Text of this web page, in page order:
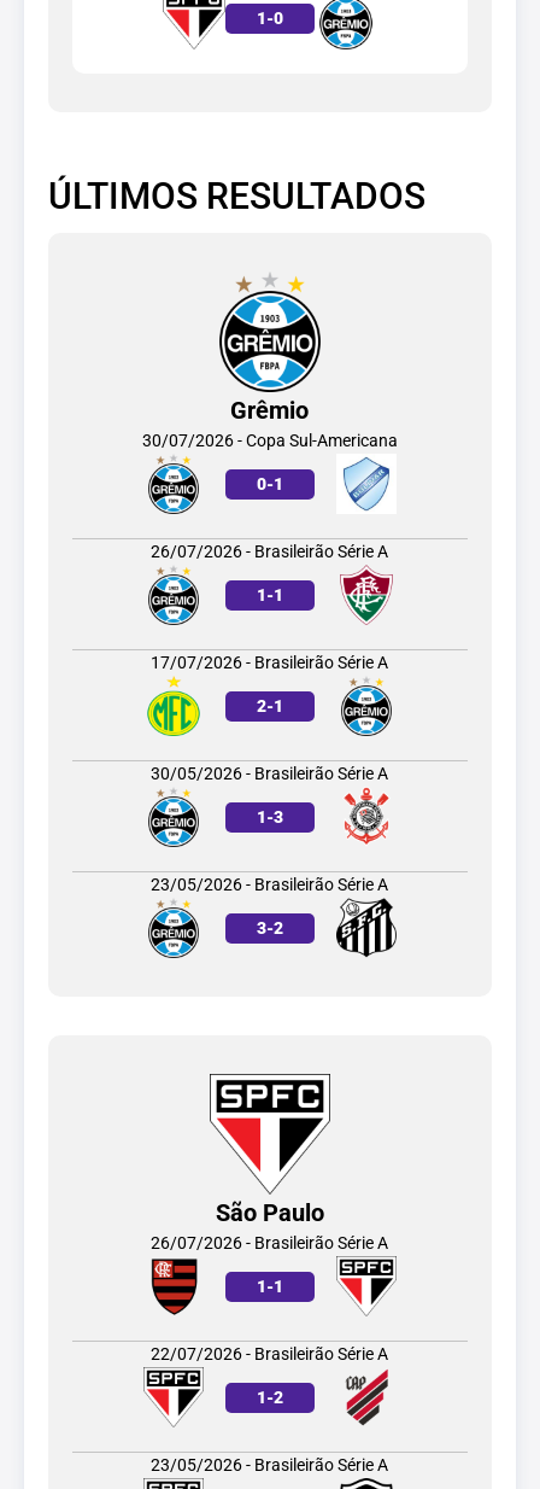
1-0
ÚLTIMOS RESULTADOS
Grêmio
30/07/2026 - Copa Sul-Americana
0-1
26/07/2026 - Brasileirão Série A
1-1
17/07/2026 - Brasileirão Série A
2-1
30/05/2026 - Brasileirão Série A
1-3
23/05/2026 - Brasileirão Série A
3-2
São Paulo
26/07/2026 - Brasileirão Série A
1-1
22/07/2026 - Brasileirão Série A
1-2
23/05/2026 - Brasileirão Série A